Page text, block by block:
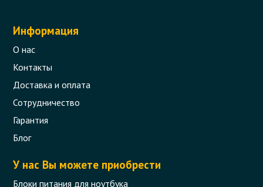
Информация
О нас
Контакты
Доставка и оплата
Сотрудничество
Гарантия
Блог
У нас Вы можете приобрести
Блоки питания для ноутбука